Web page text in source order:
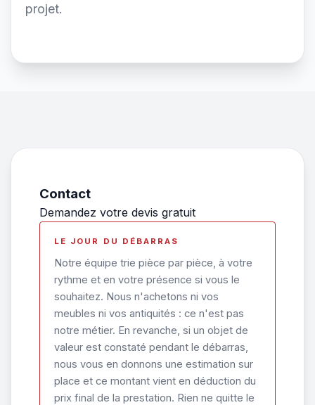
projet.
Contact
Demandez votre devis gratuit
LE JOUR DU DÉBARRAS
Notre équipe trie pièce par pièce, à votre
rythme et en votre présence si vous le
souhaitez. Nous n'achetons ni vos
meubles ni vos antiquités : ce n'est pas
notre métier. En revanche, si un objet de
valeur est constaté pendant le débarras,
nous vous en donnons une estimation sur
place et ce montant vient en déduction du
prix final de la prestation. Rien ne quitte le